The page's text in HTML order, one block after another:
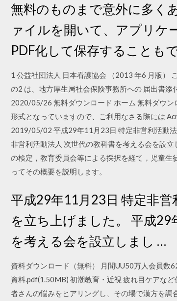
無料のものまで意外に多く
ァイルを開いて、アプリケ
PDF化して保存することも
1 公益社団法人 日本看護協会 （2013 年6 月版）
の2 は、地方厚生局社会保険事務所への 届出書添
2020/05/26 無料ダウンロード ホーム 無料ダウン
形式となっていますので、ご利用なさる際には
2019/05/02 平成29年11月23日 特定非営利活動
非営利活動法人 次世代の教科書を考える会を設
の検定，教育委員会等による採択を経て，児童
ってその概要を説明します。
平成29年11月23日 特定非
を立ち上げました。 平成29
を考える会を設立しまし …
資料ダウンロード（無料） 月間UU50万人会員数
資料.pdf(1.50MB) 初潮教育・近視 疲れ目ケアな
者さんの悩みをヒアリングし、その場で漢方を